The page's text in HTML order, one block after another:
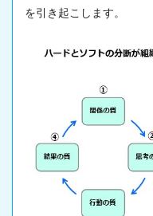
を引き起こします。